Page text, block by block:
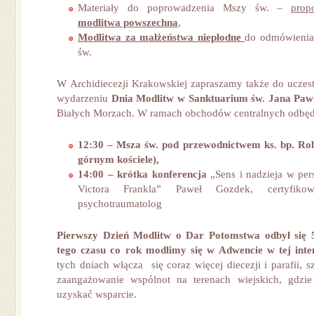
Materiały do poprowadzenia Mszy św. –
modlitwa powszechna,
Modlitwa za małżeństwa niepłodne do
św.
W Archidiecezji Krakowskiej zapraszamy także do
wydarzeniu Dnia Modlitw w Sanktuarium św. Jana
Białych Morzach. W ramach obchodów centralnych
12:30 – Msza św. pod przewodnictwem ks. bp.
górnym kościele),
14:00 – krótka konferencja „Sens i nadzieja w
Victora Frankla” Paweł Gozdek,
psychotraumatolog
Pierwszy Dzień Modlitw o Dar Potomstwa odbył się
tego czasu co rok modlimy się w Adwencie w tej
tych dniach włącza się coraz więcej diecezji i parafii,
zaangażowanie wspólnot na terenach wiejskich,
uzyskać wsparcie.